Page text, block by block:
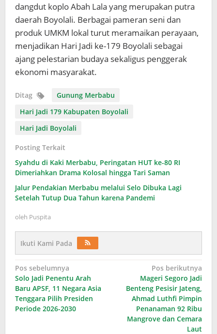
dangdut koplo Abah Lala yang merupakan putra
daerah Boyolali. Berbagai pameran seni dan
produk UMKM lokal turut meramaikan perayaan,
menjadikan Hari Jadi ke-179 Boyolali sebagai
ajang pelestarian budaya sekaligus penggerak
ekonomi masyarakat.
Ditag
Gunung Merbabu
Hari Jadi 179 Kabupaten Boyolali
Hari Jadi Boyolali
Posting Terkait
Syahdu di Kaki Merbabu, Peringatan HUT ke-80 RI
Dimeriahkan Drama Kolosal hingga Tari Saman
Jalur Pendakian Merbabu melalui Selo Dibuka Lagi
Setelah Tutup Dua Tahun karena Pandemi
oleh Puspita
Ikuti Kami Pada
Navigasi
pos
Pos sebelumnya
Solo Jadi Penentu Arah
Baru APSF, 11 Negara Asia
Tenggara Pilih Presiden
Periode 2026-2030
Pos berikutnya
Mageri Segoro Jadi
Benteng Pesisir Jateng,
Ahmad Luthfi Pimpin
Penanaman 92 Ribu
Mangrove dan Cemara
Laut